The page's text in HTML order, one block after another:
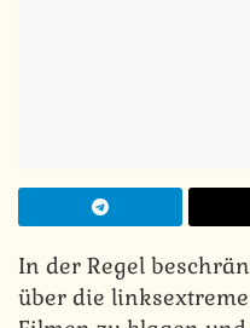
In der Regel
über die